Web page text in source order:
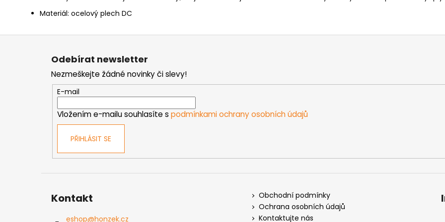
Materiál: ocelový plech DC
Z
Odebírat newsletter
Nezmeškejte žádné novinky či slevy!
E-mail
Vložením e-mailu souhlasíte s podmínkami ochrany osobních údajů
PŘIHLÁSIT SE
Kontakt
eshop@honzek.cz
Obchodní podmínky
Ochrana osobních údajů
Kontaktujte nás